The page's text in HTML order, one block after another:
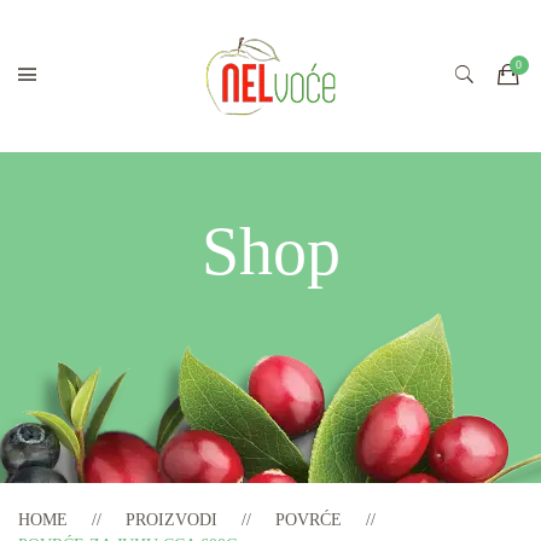
Shop
HOME PROIZVODI
POVRĆE